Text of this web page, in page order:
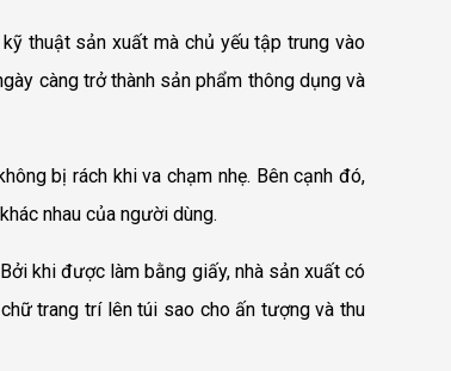
thuật sản xuất mà chủ yếu tập trung vào
càng trở thành sản phẩm thông dụng và
bị rách khi va chạm nhẹ. Bên cạnh đó,
nhau của người dùng.
khi được làm bằng giấy, nhà sản xuất có
trang trí lên túi sao cho ấn tượng và thu